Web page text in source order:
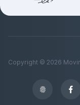
Copyright © 2026